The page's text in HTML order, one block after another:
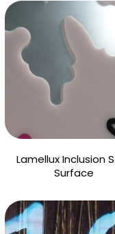
Lamellux Inclusion
Surface